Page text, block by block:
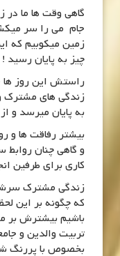
گاهی وقت ها ما در
جام می را سر
زمین میکوبیم که
چیز به پایان رسید !
راستش این روز ها
زندگی های مشترک
به پایان میرسد و
بیشتر رفاقت ها و
و گاهی چنان
کاری برای طرفین
زندگی مشترک
که چگونه بر این
باشیم بیشترش بر
تربیت والدین و
بخصوص با پررنگ